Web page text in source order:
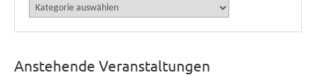
Kategorien
Anstehende Veranstaltungen